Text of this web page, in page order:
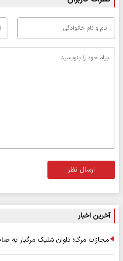
ارسال نظر
آخرین اخبار
مجازات مرگ؛ تاوان شلیک مرگبار به